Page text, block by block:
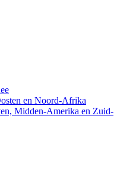
en Noord-Afrika
Midden-Amerika en Zuid-